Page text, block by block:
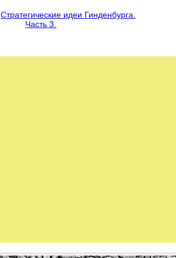
Стратегические идеи Гинденбурга.
Часть 3.